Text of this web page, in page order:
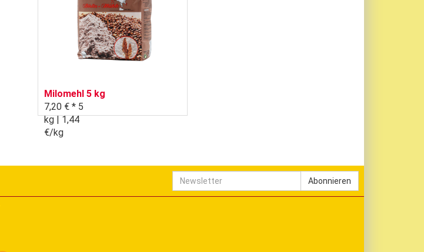
Milomehl 5 kg
7,20 € * 5
kg | 1,44
€/kg
Newsletter Abonnieren